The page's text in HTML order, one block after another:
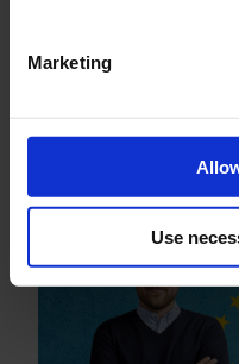
Marketing
Use
pueden
LEER MÁS